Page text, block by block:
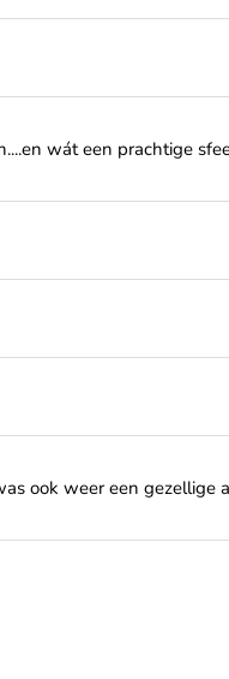
wát een prachtige
ook weer een gezellige